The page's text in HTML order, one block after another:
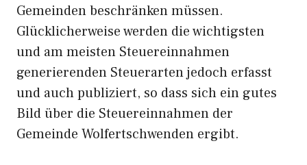
Gemeinden beschränken müssen.
Glücklicherweise werden die wichtigsten
und am meisten Steuereinnahmen
generierenden Steuerarten jedoch erfasst
und auch publiziert, so dass sich ein gutes
Bild über die Steuereinnahmen der
Gemeinde Wolfertschwenden ergibt.